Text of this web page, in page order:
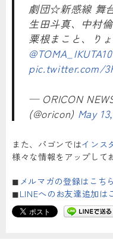
劇団☆新感線 舞
生田斗真、中村
粟根まこと、り
@TOMA_IKUTA10
pic.twitter.com/
— ORICON
(@oricon) May
また、パゴンではインス
様々な情報をアップして
◼︎メルマガの登録はこちら
◼︎LINEへのお友達追加は